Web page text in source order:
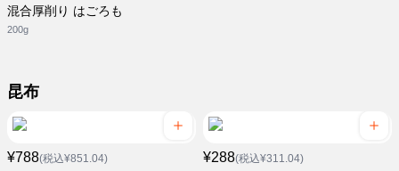
混合厚削り はごろも
200g
昆布
¥788(税込¥851.04) ¥288(税込¥311.04)